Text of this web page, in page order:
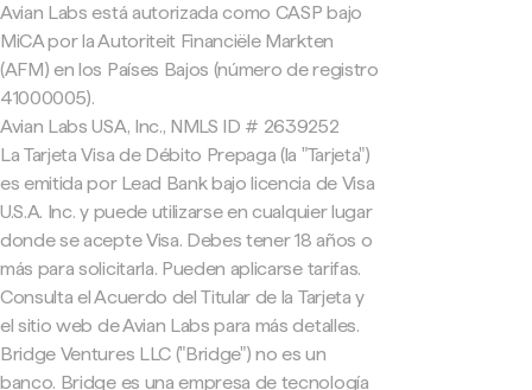
Avian Labs está autorizada como CASP bajo
MiCA por la Autoriteit Financiële Markten
(AFM) en los Países Bajos (número de registro
41000005).
Avian Labs USA, Inc., NMLS ID # 2639252
La Tarjeta Visa de Débito Prepaga (la "Tarjeta")
es emitida por Lead Bank bajo licencia de Visa
U.S.A. Inc. y puede utilizarse en cualquier lugar
donde se acepte Visa. Debes tener 18 años o
más para solicitarla. Pueden aplicarse tarifas.
Consulta el Acuerdo del Titular de la Tarjeta y
el sitio web de Avian Labs para más detalles.
Bridge Ventures LLC ("Bridge") no es un
banco. Bridge es una empresa de tecnología